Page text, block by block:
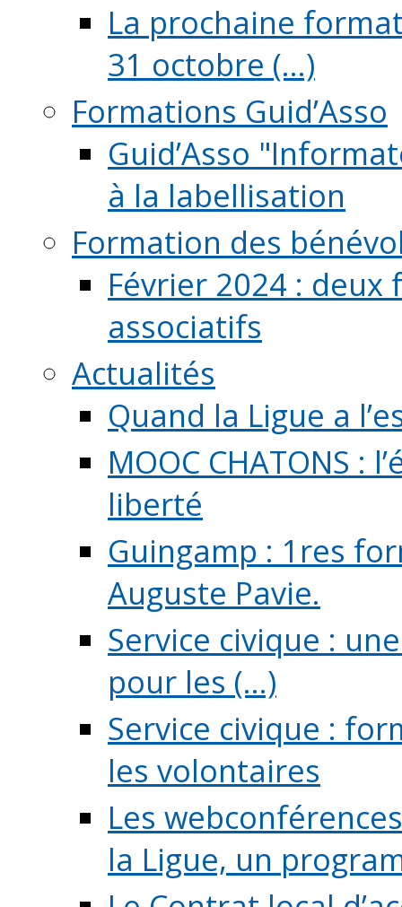
La prochaine
31 octobre (...)
Formations Guid’Asso
Guid’Asso
à la labellisation
Formation des
Février 2024 :
associatifs
Actualités
Quand la Ligue a
MOOC CHATONS
liberté
Guingamp : 1res
Auguste Pavie.
Service civique :
pour les (...)
Service civique :
les volontaires
Les
la Ligue, un